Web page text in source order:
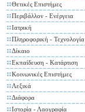
Θετικές Επιστήμες
Περιβάλλον - Ενέργεια
Ιατρική
Πληροφορική - Τεχνολογία
Δίκαιο
Εκπαίδευση - Κατάρτιση
Κοινωνικές Επιστήμες
Λεξικά
Διάφορα
Ιστορία - Λαογραφία